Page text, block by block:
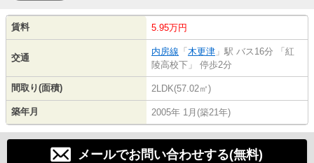
賃料 5.95万円
交通
内房線 「 木更津 」駅 バス16分 「紅
陵高校下」 停歩2分
間取り(面積) 2LDK(57.02㎡)
築年月 2005年 1月(築21年)
メールでお問い合わせする(無料)